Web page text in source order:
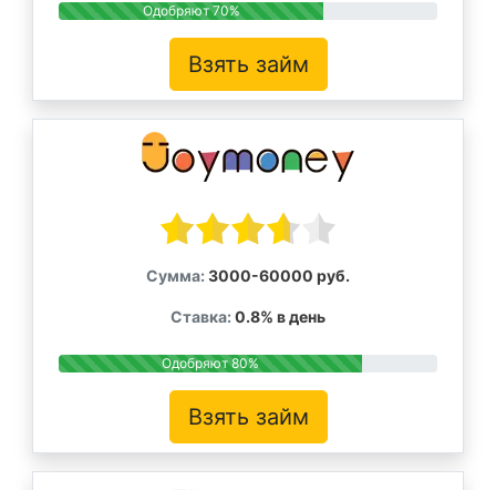
Одобряют 70%
Взять займ
Сумма: 3000-60000 руб.
Ставка: 0.8% в день
Одобряют 80%
Взять займ